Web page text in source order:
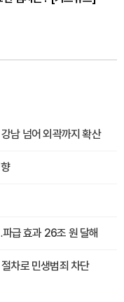
남 넘어 외곽까지 확산
급 효과 26조 원 달해
차로 민생범죄 차단